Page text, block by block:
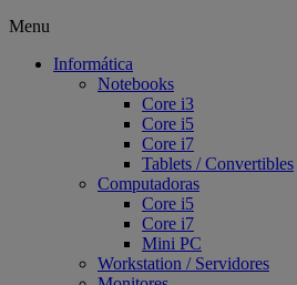
Menu
Informática
Notebooks
Core i3
Core i5
Core i7
Tablets / Convertibles
Computadoras
Core i5
Core i7
Mini PC
Workstation / Servidores